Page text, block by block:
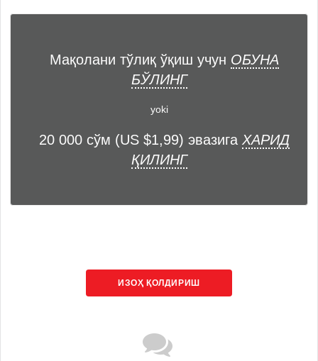
Мақолани тўлиқ ўқиш учун ОБУНА
БЎЛИНГ
yoki
20 000 сўм (US $1,99) эвазига ХАРИД
ҚИЛИНГ
ИЗОҲ ҚОЛДИРИШ